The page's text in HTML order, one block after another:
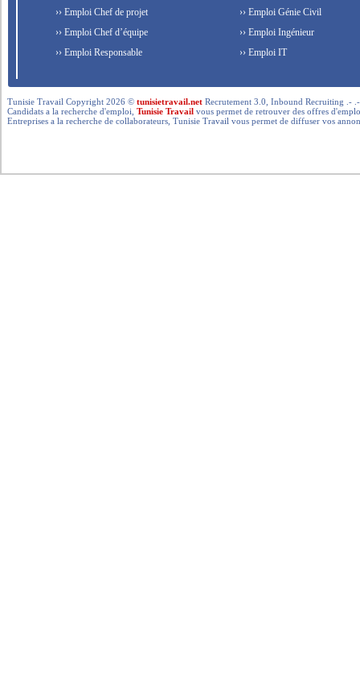
›› Emploi Chef de projet
›› Emploi Chef d’équipe
›› Emploi Responsable
›› Emploi Génie Civil
›› Emploi Ingénieur
›› Emploi IT
Tunisie Travail Copyright 2026 ©tunisietravail.net Recrutement 3.0, Inbound Recruiting .-
Candidats a la recherche d'emploi,Tunisie Travail vous permet de retrouver des offres
Entreprises a la recherche de collaborateurs, Tunisie Travail vous permet de diffuser vos